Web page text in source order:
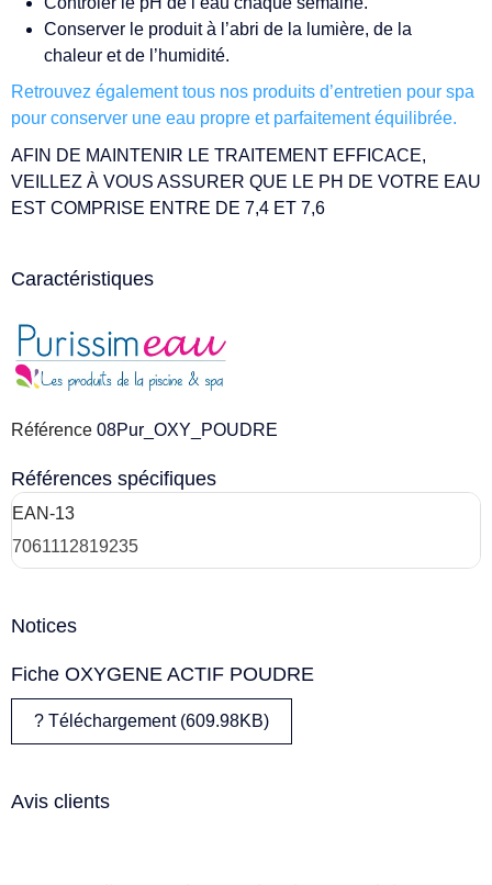
Conserver le produit à l’abri de la lumière, de la
chaleur et de l’humidité.
Retrouvez également tous nos produits d’entretien pour spa
pour conserver une eau propre et parfaitement équilibrée.
AFIN DE MAINTENIR LE TRAITEMENT EFFICACE,
VEILLEZ À VOUS ASSURER QUE LE PH DE VOTRE EAU
EST COMPRISE ENTRE DE 7,4 ET 7,6
Caractéristiques
Référence 08Pur_OXY_POUDRE
Références spécifiques
EAN-13
7061112819235
Notices
Fiche OXYGENE ACTIF POUDRE
? Téléchargement (609.98KB)
Avis clients